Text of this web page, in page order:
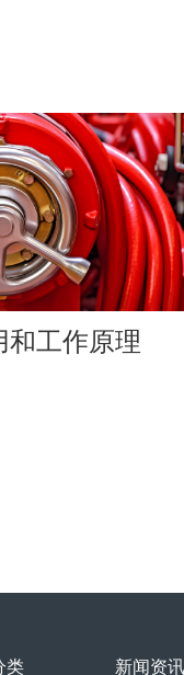
工作原理
类 新闻资讯